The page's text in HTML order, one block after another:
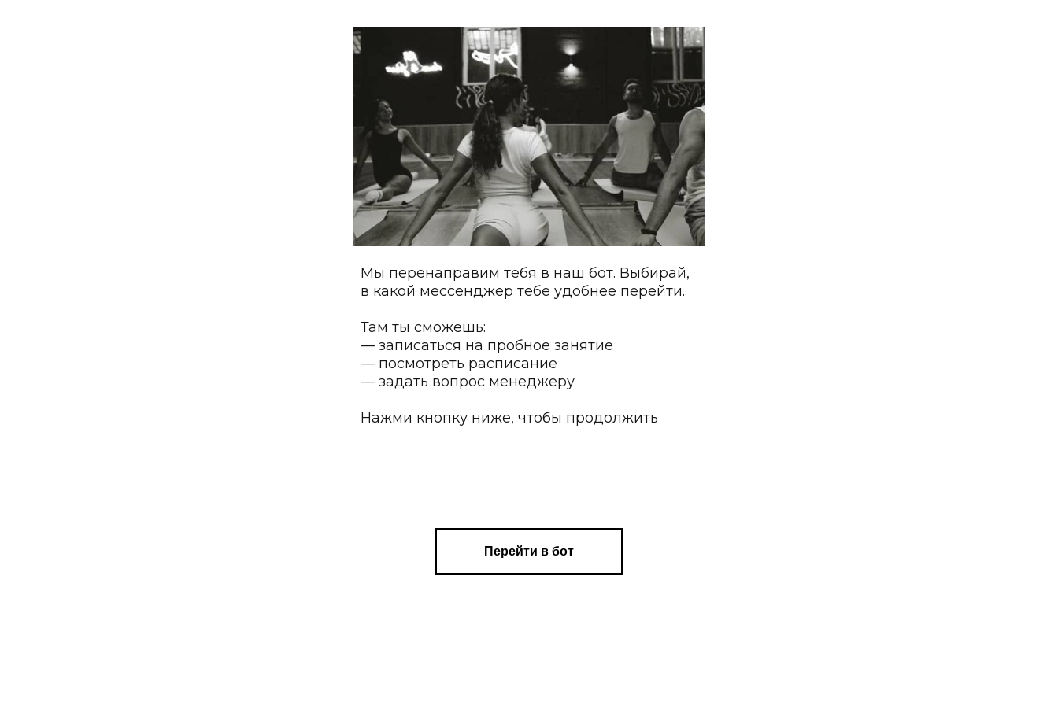
Мы перенаправим тебя в наш бот. Выбирай,
Там ты сможешь:
— посмотреть расписание
— задать вопрос менеджеру
Нажми кнопку ниже, чтобы продолжить
Перейти в бот